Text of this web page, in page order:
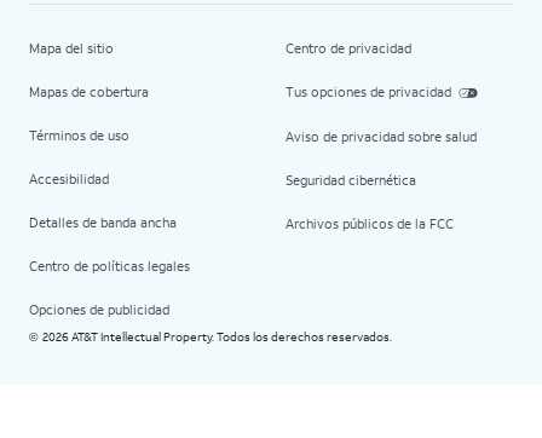
Mapa del sitio
Mapas de cobertura
Términos de uso
Accesibilidad
Detalles de banda ancha
Centro de políticas legales
Opciones de publicidad
Centro de privacidad
Tus opciones de privacidad
Aviso de privacidad sobre salud
Seguridad cibernética
Archivos públicos de la FCC
© 2026 AT&T Intellectual Property. Todos los derechos reservados.